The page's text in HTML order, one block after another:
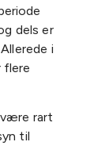
dels er
i
rart
til